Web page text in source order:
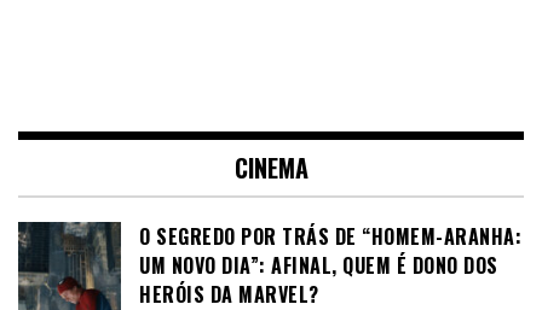
CINEMA
O SEGREDO POR TRÁS DE “HOMEM-ARANHA:
UM NOVO DIA”: AFINAL, QUEM É DONO DOS
HERÓIS DA MARVEL?